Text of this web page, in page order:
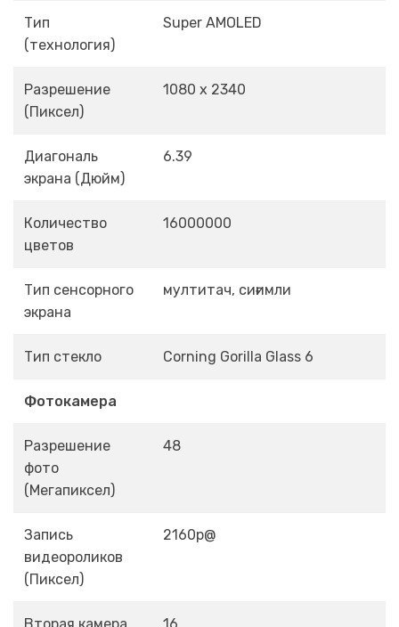
Тип
(технология)
Super AMOLED
Разрешение
(Пиксел)
1080 x 2340
Диагональ
экрана (Дюйм)
6.39
Количество
цветов
16000000
Тип сенсорного
экрана
мултитач, сиғимли
Тип стекло Corning Gorilla Glass 6
Фотокамера
Разрешение
фото
(Мегапиксел)
48
Запись
видеороликов
(Пиксел)
2160p@